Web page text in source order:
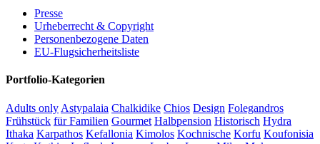
Presse
Urheberrecht & Copyright
Personenbezogene Daten
EU-Flugsicherheitsliste
Portfolio-Kategorien
Adults only Astypalaia Chalkidike Chios Design Folegandros
Frühstück für Familien Gourmet Halbpension Historisch Hydra
Ithaka Karpathos Kefallonia Kimolos Kochnische Korfu Koufonisia